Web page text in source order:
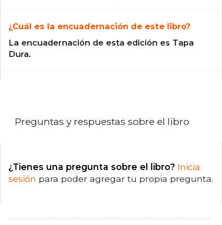
¿Cuál es la encuadernación de este libro?
La encuadernación de esta edición es Tapa
Dura.
Preguntas y respuestas sobre el libro
¿Tienes una pregunta sobre el libro? Inicia
sesión para poder agregar tu propia pregunta.